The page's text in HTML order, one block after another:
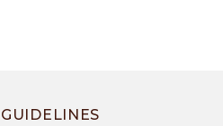
GUIDELINES